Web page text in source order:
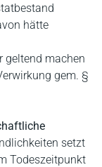
hätte
geltend machen
gem. §
setzt
Todeszeitpunkt